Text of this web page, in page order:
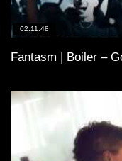
02:11:48
Fantasm | Boiler –